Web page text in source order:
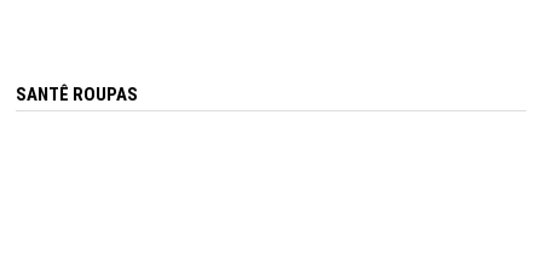
SANTÊ ROUPAS